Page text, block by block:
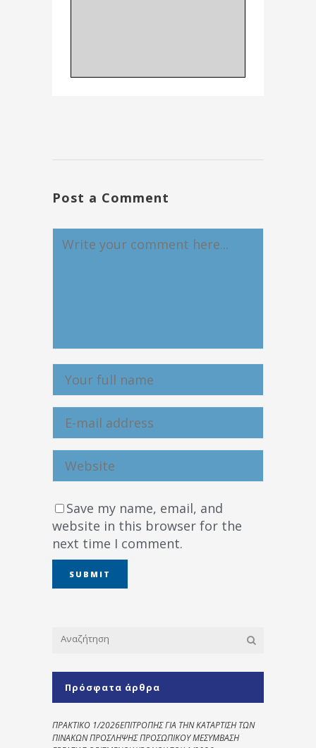
Post a Comment
Save my name, email, and
website in this browser for the
next time I comment.
Πρόσφατα άρθρα
ΠΡΑΚΤΙΚΟ 1/2026ΕΠΙΤΡΟΠΗΣ ΓΙΑ ΤΗΝ ΚΑΤΑΡΤΙΣΗ ΤΩΝ
ΠΙΝΑΚΩΝ ΠΡΟΣΛΗΨΗΣ ΠΡΟΣΩΠΙΚΟΥ ΜΕΣΥΜΒΑΣΗ